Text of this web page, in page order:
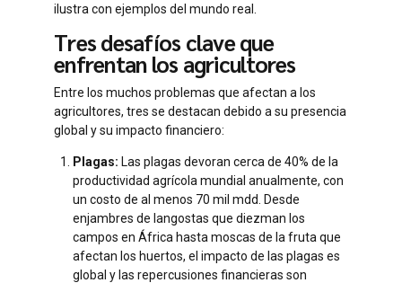
ilustra con ejemplos del mundo real.
Tres desafíos clave que
enfrentan los agricultores
Entre los muchos problemas que afectan a los
agricultores, tres se destacan debido a su presencia
global y su impacto financiero:
Plagas: Las plagas devoran cerca de 40% de la
productividad agrícola mundial anualmente, con
un costo de al menos 70 mil mdd. Desde
enjambres de langostas que diezman los
campos en África hasta moscas de la fruta que
afectan los huertos, el impacto de las plagas es
global y las repercusiones financieras son